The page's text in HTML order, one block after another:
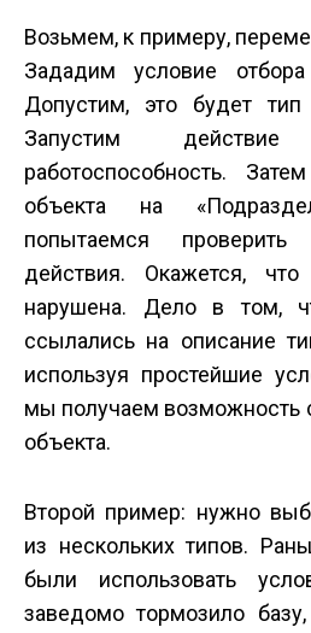
Возьмем, к примеру,
Зададим условие
Допустим, это будет
Запустим
работоспособность.
объекта на
попытаемся проверить
действия. Окажется, что
нарушена. Дело в том,
ссылались на описание
используя простейшие
мы получаем возможность
объекта.
Второй пример: нужно
из нескольких типов.
были использовать
заведомо тормозило